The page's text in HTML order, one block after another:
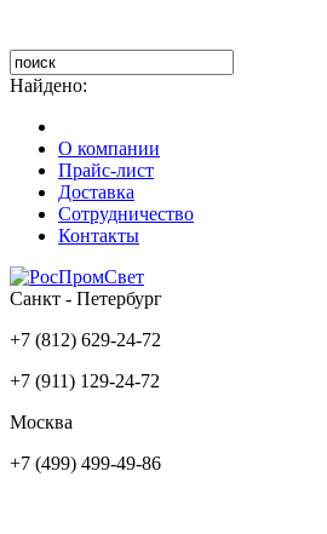
Найдено:
О компании
Прайс-лист
Доставка
Сотрудничество
Контакты
Санкт - Петербург
+7 (812) 629-24-72
+7 (911) 129-24-72
Москва
+7 (499) 499-49-86